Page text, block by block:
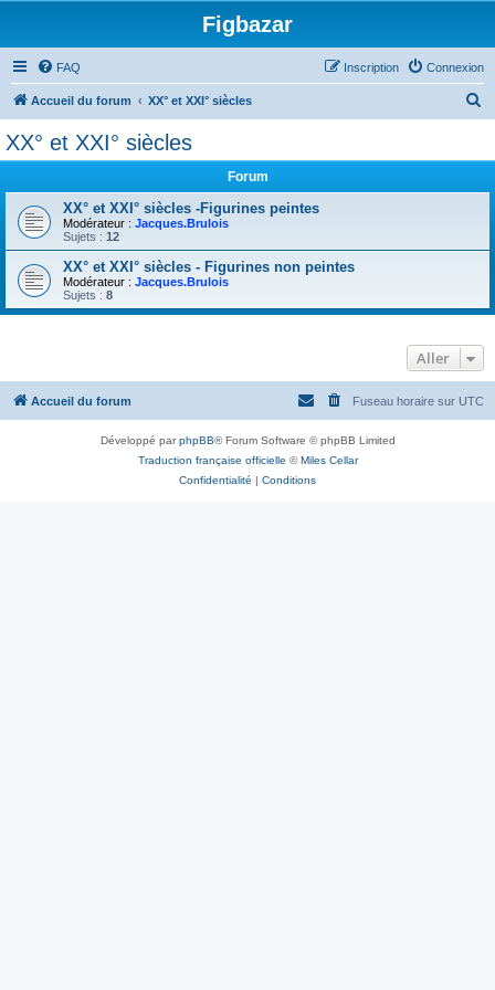
Figbazar
FAQ Connexion
Inscription
Accueil du forum XX° et XXI° siècles
e
XX° et XXI° siècles
Forum
XX° et XXI° siècles -Figurines peintes
Modérateur : Jacques.Brulois
Sujets : 12
XX° et XXI° siècles - Figurines non peintes
Modérateur : Jacques.Brulois
Sujets : 8
Aller
Accueil du forum Fuseau horaire sur UTC
Développé parphpBB® Forum Software © phpBB Limited
Traduction française officielle ©Miles Cellar
Confidentialité | Conditions